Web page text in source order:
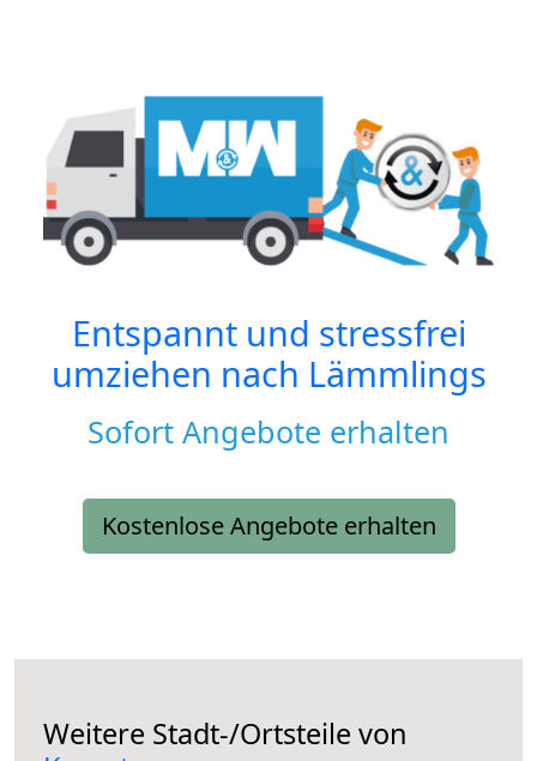
Entspannt und stressfrei
umziehen nach Lämmlings
Sofort Angebote erhalten
Kostenlose Angebote erhalten
Weitere Stadt-/Ortsteile von